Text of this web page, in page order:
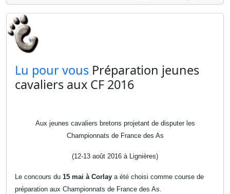
​Lu pour vous Préparation jeunes
cavaliers aux CF 2016
Aux jeunes cavaliers bretons projetant de disputer les
Championnats de France des As
(12-13 août 2016 à Lignières)
Le concours du 15 mai à Corlay a été choisi comme course de
préparation aux Championnats de France des As.